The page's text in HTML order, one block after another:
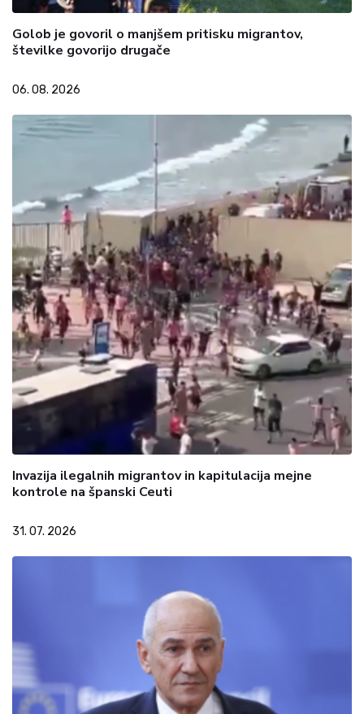
Golob je govoril o manjšem pritisku migrantov,
številke govorijo drugače
06. 08. 2026
Invazija ilegalnih migrantov in kapitulacija mejne
kontrole na španski Ceuti
31. 07. 2026